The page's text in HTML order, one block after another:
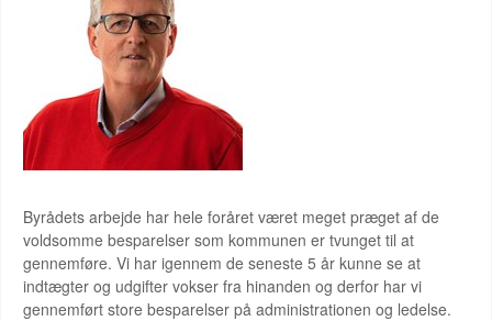
Byrådets arbejde har hele foråret været meget præget af de
voldsomme besparelser som kommunen er tvunget til at
gennemføre. Vi har igennem de seneste 5 år kunne se at
indtægter og udgifter vokser fra hinanden og derfor har vi
gennemført store besparelser på administrationen og ledelse.